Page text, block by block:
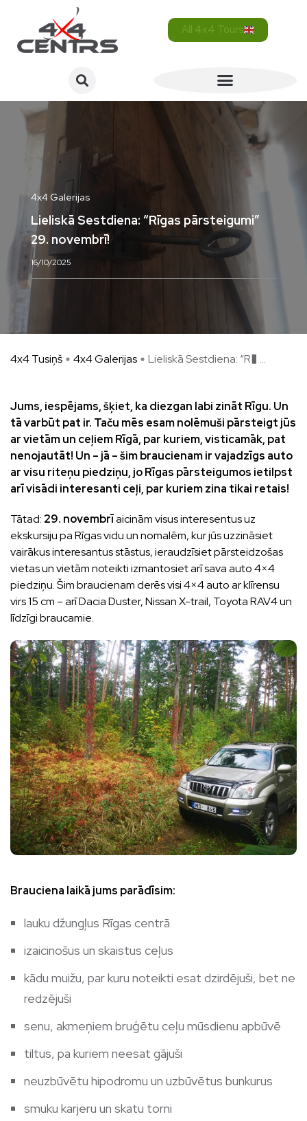
All 4x4 Tours
4x4 Galerijas
Lieliskā Sestdiena: “Rīgas pārsteigumi”
29. novembrī!
16/10/2025
4x4 Tusiņš 4x4 Galerijas Lieliskā Sestdiena: “R� ...
Jums, iespējams, šķiet, ka diezgan labi zināt Rīgu. Un
tā varbūt pat ir. Taču mēs esam nolēmuši pārsteigt jūs
ar vietām un ceļiem Rīgā, par kuriem, visticamāk, pat
nenojautāt! Un – jā – šim braucienam ir vajadzīgs auto
ar visu riteņu piedziņu, jo Rīgas pārsteigumos ietilpst
arī visādi interesanti ceļi, par kuriem zina tikai retais!
Tātad: 29. novembrīaicinām visus interesentus uz
ekskursiju pa Rīgas vidu un nomalēm, kur jūs uzzināsiet
vairākus interesantus stāstus, ieraudzīsiet pārsteidzošas
vietas un vietām noteikti izmantosiet arī sava auto 4×4
piedziņu. Šim braucienam derēs visi 4×4 auto ar klīrensu
virs 15 cm – arī Dacia Duster, Nissan X-trail, Toyota RAV4 un
līdzīgi braucamie.
Brauciena laikā jums parādīsim:
lauku džungļus Rīgas centrā
izaicinošus un skaistus ceļus
kādu muižu, par kuru noteikti esat dzirdējuši, bet ne
redzējuši
senu, akmeņiem bruģētu ceļu mūsdienu apbūvē
tiltus, pa kuriem neesat gājuši
neuzbūvētu hipodromu un uzbūvētus bunkurus
smuku karjeru un skatu torni